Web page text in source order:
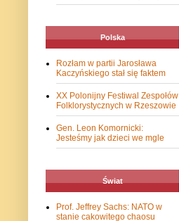
Polska
Rozłam w partii Jarosława
Kaczyńskiego stał się faktem
XX Polonijny Festiwal Zespołów
Folklorystycznych w Rzeszowie
Gen. Leon Komornicki:
Jesteśmy jak dzieci we mgle
Świat
Prof. Jeffrey Sachs: NATO w
stanie cakowitego chaosu